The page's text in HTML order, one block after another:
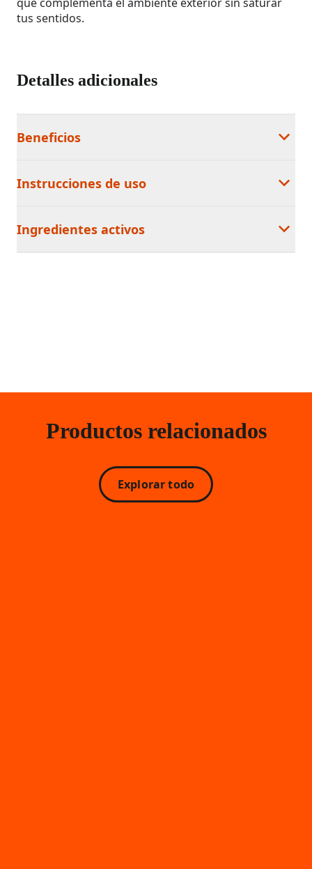
tus sentidos.
Detalles adicionales
Beneficios
Instrucciones de uso
Ingredientes activos
Productos relacionados
Explorar todo